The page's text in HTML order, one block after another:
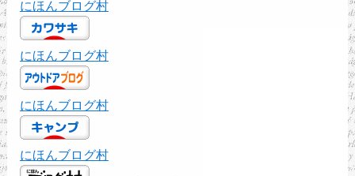
にほんブログ村
にほんブログ村
にほんブログ村
にほんブログ村